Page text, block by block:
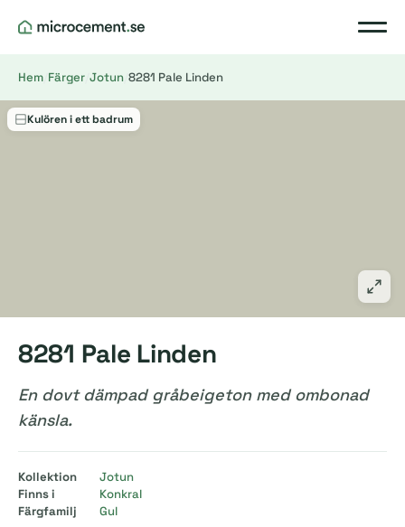
Hem Färger Jotun 8281 Pale Linden
Kulören i ett badrum
8281 Pale Linden
En dovt dämpad gråbeigeton med ombonad
känsla.
Kollektion
Jotun
Finns i
Konkral
Färgfamilj
Gul